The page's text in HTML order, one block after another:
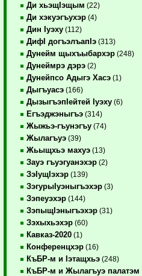
Ди хьэщIэщым (22)
Ди хэкуэгъухэр (4)
Дин Iуэху (112)
ДифI догъэлъапIэ (313)
Дунейм щыхъыбархэр (248)
Дунеймрэ дэрэ (2)
Дунейпсо Адыгэ Хасэ (1)
Дыгъуасэ (166)
ДызыгъэпIейтей Iуэху (6)
Егъэджэныгъэ (314)
Жыжьэ-гъунэгъу (74)
Жылагъуэ (39)
Жьыщхьэ махуэ (13)
Зауэ гъуэгуанэхэр (2)
ЗэIущIэхэр (139)
ЗэгурыIуэныгъэхэр (3)
Зэпеуэхэр (144)
ЗэпыщIэныгъэхэр (31)
Зэхыхьэхэр (60)
Кавказ-2020 (1)
Конференцхэр (16)
КъБР-м и Iэтащхьэ (248)
КъБР-м и Жылагъуэ палатэм